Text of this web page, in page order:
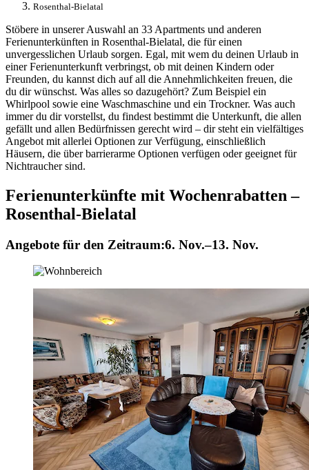
Rosenthal-Bielatal
Stöbere in unserer Auswahl an 33 Apartments und anderen
Ferienunterkünften in Rosenthal-Bielatal, die für einen
unvergesslichen Urlaub sorgen. Egal, mit wem du deinen Urlaub in
einer Ferienunterkunft verbringst, ob mit deinen Kindern oder
Freunden, du kannst dich auf all die Annehmlichkeiten freuen, die
du dir wünschst. Was alles so dazugehört? Zum Beispiel ein
Whirlpool sowie eine Waschmaschine und ein Trockner. Was auch
immer du dir vorstellst, du findest bestimmt die Unterkunft, die allen
gefällt und allen Bedürfnissen gerecht wird – dir steht ein vielfältiges
Angebot mit allerlei Optionen zur Verfügung, einschließlich
Häusern, die über barrierarme Optionen verfügen oder geeignet für
Nichtraucher sind.
Ferienunterkünfte mit Wochenrabatten –
Rosenthal-Bielatal
Angebote für den Zeitraum:6. Nov.–13. Nov.